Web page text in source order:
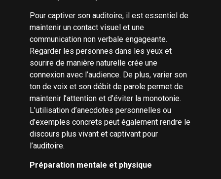
Pour captiver son auditoire, il est essentiel de
maintenir un contact visuel et une
communication non verbale engageante.
Regarder les personnes dans les yeux et
sourire de manière naturelle crée une
connexion avec l’audience. De plus, varier son
ton de voix et son débit de parole permet de
maintenir l’attention et d’éviter la monotonie.
L’utilisation d’anecdotes personnelles ou
d’exemples concrets peut également rendre le
discours plus vivant et captivant pour
l’auditoire.
Préparation mentale et physique